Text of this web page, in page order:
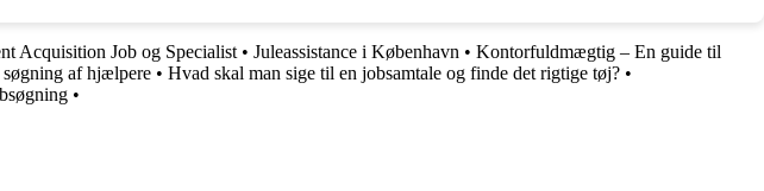
Acquisition Job og Specialist• Juleassistance i København • Kontorfuldmægtig – En guide til
af hjælpere • Hvad skal man sige til en jobsamtale og finde det rigtige tøj? •
•